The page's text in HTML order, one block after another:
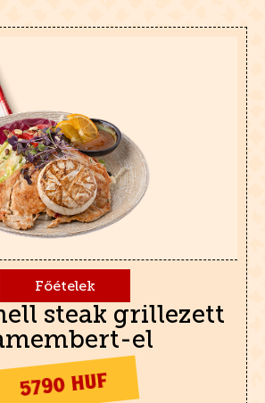
Főételek
steak grillezett
el
5790 HUF